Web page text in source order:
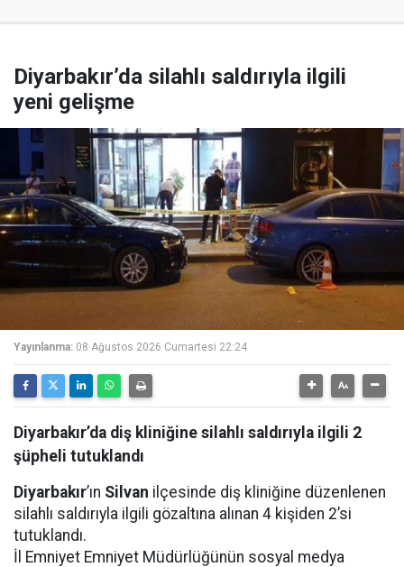
Diyarbakır’da silahlı saldırıyla ilgili
yeni gelişme
Yayınlanma: 08 Ağustos 2026 Cumartesi 22:24
Diyarbakır’da diş kliniğine silahlı saldırıyla ilgili 2
şüpheli tutuklandı
Diyarbakır’ın Silvan ilçesinde diş kliniğine düzenlenen
silahlı saldırıyla ilgili gözaltına alınan 4 kişiden 2’si
tutuklandı.
İl Emniyet Emniyet Müdürlüğünün sosyal medya